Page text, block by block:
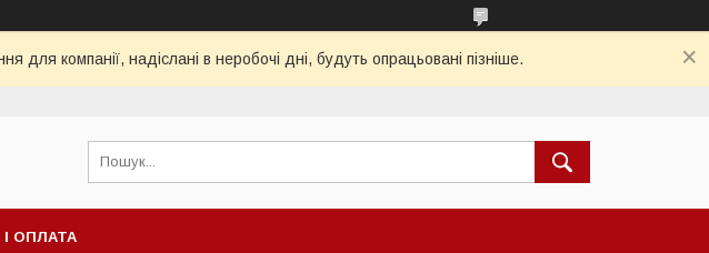
для компанії, надіслані в неробочі дні, будуть опрацьовані пізніше.
ОПЛАТА